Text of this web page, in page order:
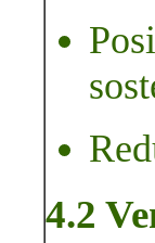
4.2